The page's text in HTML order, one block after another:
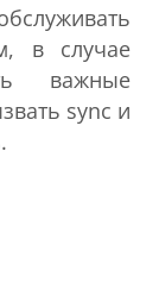
в случае
важные
sync и